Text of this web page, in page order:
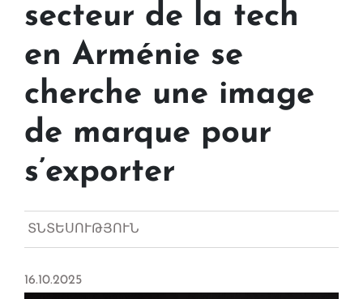
secteur de la tech
en Arménie se
cherche une image
de marque pour
s’exporter
ՏՆՏԵՍՈՒԹՅՈՒՆ
16.10.2025